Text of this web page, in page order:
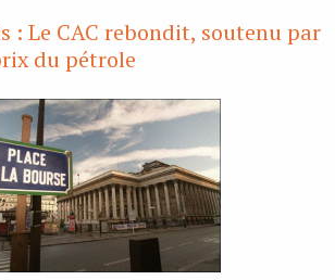
: Le CAC rebondit, soutenu par
du pétrole